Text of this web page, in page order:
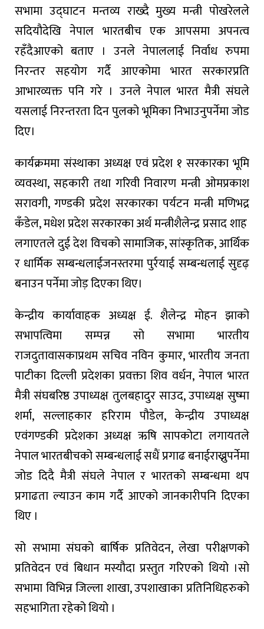
सभामा उद्घाटन मन्तव्य राख्दै मुख्य मन्त्री पोखरेलले
सदियौदेखि नेपाल भारतबीच एक आपसमा अपनत्व
रहँदैआएको बताए । उनले नेपाललाई निर्वाध रुपमा
निरन्तर सहयोग गर्दै आएकोमा भारत सरकारप्रति
आभारव्यक्त पनि गरे । उनले नेपाल भारत मैत्री संघले
यसलाईनिरन्तरतादिनपुलकोभूमिकानिभाउनुपर्नेमाजोड
दिए।
कार्यक्रममा संस्थाका अध्यक्ष एवं प्रदेश १ सरकारका भूमि
व्यवस्था, सहकारी तथा गरिवी निवारण मन्त्री ओमप्रकाश
सरावगी,गण्डकी प्रदेश सरकारका पर्यटन मन्त्री मणिभद्र
कँडेल,मधेशप्रदेशसरकारकाअर्थमन्त्रीशैलेन्द्रप्रसादशाह
लगाएतलेदुईदेशविचकोसामाजिक,सांस्कृतिक,आर्थिक
र धार्मिक सम्बन्धलाईजनस्तरमापुर्रयाई सम्बन्धलाईसुदृढ़
बनाउनपर्नेमाजोड़दिएकाथिए।
केन्द्रीय कार्यावाहक अध्यक्ष ई. शैलेन्द्र मोहन झाको
सभापत्विमा
सम्पन्न सो सभामा
भारतीय
राजदुतावासकाप्रथम सचिव नविन कुमार,भारतीय जनता
पाटीका दिल्ली प्रदेशका प्रवक्ता शिव वर्धन,नेपाल भारत
मैत्रीसंघबरिष्ठउपाध्यक्ष तुलबहादुरसाउद,उपाध्यक्षसुष्मा
शर्मा, सल्लाहकार हरिराम पौडेल,केन्द्रीय उपाध्यक्ष
एवंगण्डकी प्रदेशका अध्यक्ष ऋषि सापकोटा लगायतले
नेपालभारतबीचकोसम्बन्धलाईसधैंप्रगाढबनाईराख्नुपर्नेमा
जोड दिदै मैत्री संघले नेपाल र भारतको सम्बन्धमा थप
प्रगाढता ल्याउन काम गर्दै आएको जानकारीपनि दिएका
थिए ।
सो सभामा संघको बार्षिक प्रतिवेदन,लेखा परीक्षणको
प्रतिवेदन एवं बिधान मस्यौदा प्रस्तुत गरिएको थियो ।सो
सभामाविभिन्नजिल्लाशाखा,उपशाखाकाप्रतिनिधिहरुको
सहभागितारहेकोथियो ।